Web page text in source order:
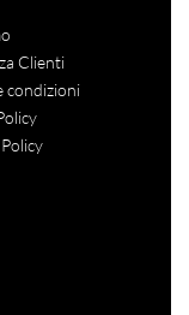
Clienti
condizioni